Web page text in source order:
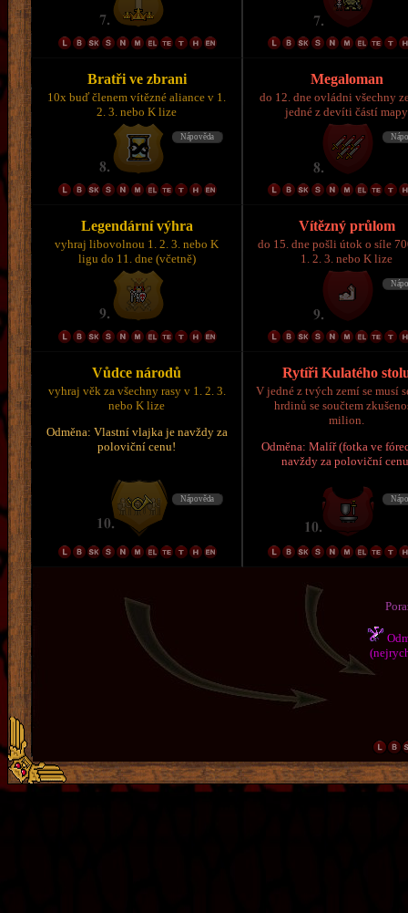
Bratři ve zbrani
10x buď členem vítězné aliance v 1.
2. 3. nebo K lize
Megaloman
do 12. dne ovládni všechny
jedné z devíti částí mapy
Legendární výhra
vyhraj libovolnou 1. 2. 3. nebo K
ligu do 11. dne (včetně)
Vítězný průlom
do 15. dne pošli útok o síle
1. 2. 3. nebo K lize
Vůdce národů
vyhraj věk za všechny rasy v 1. 2. 3.
nebo K lize
Odměna: Vlastní vlajka je navždy za
poloviční cenu!
Rytíři Kulatého
V jedné z tvých zemí se musí
hrdinů se součtem
milion.
Odměna: Malíř (fotka ve
navždy za poloviční